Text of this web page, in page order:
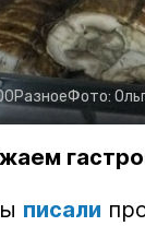
РазноеФото:
писали